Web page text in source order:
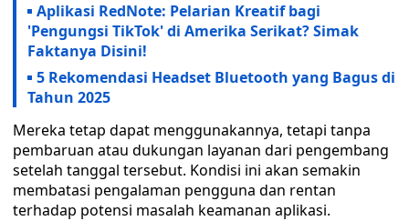
Aplikasi RedNote: Pelarian Kreatif bagi
'Pengungsi TikTok' di Amerika Serikat? Simak
Faktanya Disini!
5 Rekomendasi Headset Bluetooth yang Bagus di
Tahun 2025
Mereka tetap dapat menggunakannya, tetapi tanpa
pembaruan atau dukungan layanan dari pengembang
setelah tanggal tersebut. Kondisi ini akan semakin
membatasi pengalaman pengguna dan rentan
terhadap potensi masalah keamanan aplikasi.